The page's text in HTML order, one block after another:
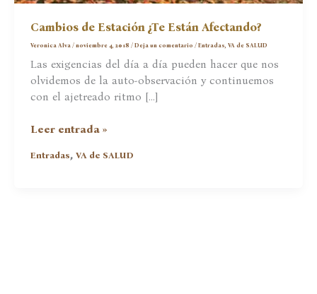
Cambios de Estación ¿Te Están Afectando?
Veronica Alva/noviembre 4, 2018/Deja un comentario /Entradas,VA de SALUD
Las exigencias del día a día pueden hacer que nos
olvidemos de la auto-observación y continuemos
con el ajetreado ritmo […]
Cambios
Estación
Leer entrada »
Entradas,VA de SALUD